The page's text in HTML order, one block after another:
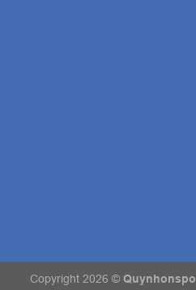
Copyright 2026 ©